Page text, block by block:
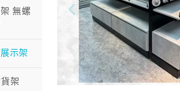
無螺
示架
架